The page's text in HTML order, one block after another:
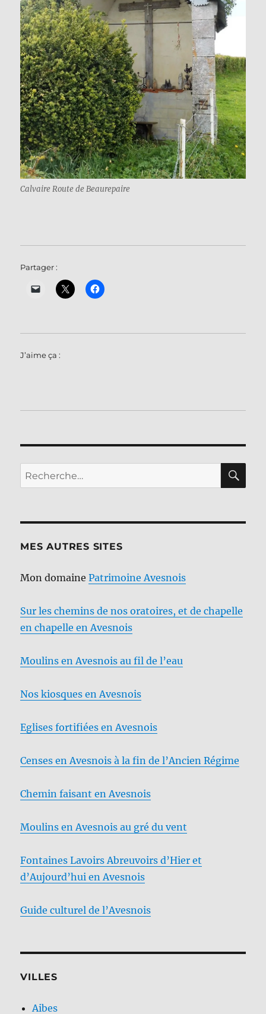
Calvaire Route de Beaurepaire
Partager :
J’aime ça :
Recherche
pour :
MES AUTRES SITES
Mon domainePatrimoine Avesnois
Sur les chemins de nos oratoires, et de chapelle
en chapelle en Avesnois
Moulins en Avesnois au fil de l’eau
Nos kiosques en Avesnois
Eglises fortifiées en Avesnois
Censes en Avesnois à la fin de l’Ancien Régime
Chemin faisant en Avesnois
Moulins en Avesnois au gré du vent
Fontaines Lavoirs Abreuvoirs d’Hier et
d’Aujourd’hui en Avesnois
Guide culturel de l’Avesnois
VILLES
Aibes